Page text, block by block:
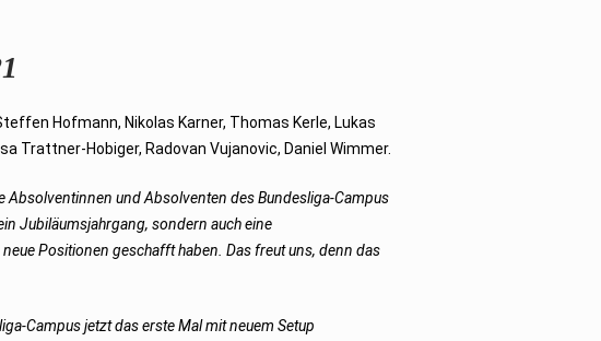
Hofmann, Nikolas Karner, Thomas Kerle, Lukas
Trattner-Hobiger, Radovan Vujanovic, Daniel Wimmer.
Absolventinnen und Absolventen des Bundesliga-Campus
Jubiläumsjahrgang, sondern auch eine
Positionen geschafft haben. Das freut uns, denn das
Campus jetzt das erste Mal mit neuem Setup